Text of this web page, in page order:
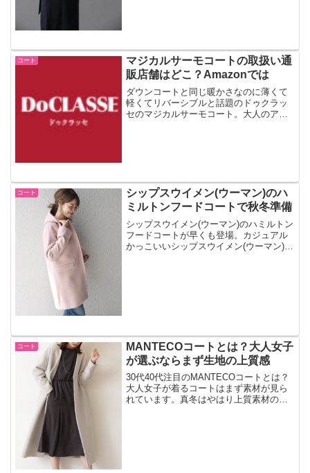
コート
マジカルサーモコートの取扱い通
販店舗はどこ？Amazonでは
ダウンコートと同じ暖かさなのに薄くて
軽くてリバーシブルと話題のドゥクラッ
セのマジカルサーモコート。大人のアウ
コート
シップスウイメン(ウーマン)のハ
ミルトンフードコートで秋冬準備
シップスウイメン(ウーマン)のハミルトン
フードコートが早くも登場。カジュアル
かっこいいシップスウイメン(ウーマン)の
コート
MANTECOコートとは？大人女子
が選ぶならまず生地の上質感
30代40代注目のMANTECOコートとは？
大人女子が着るコートはまず素材が見ら
れています。真冬はやはり上質素材のコ